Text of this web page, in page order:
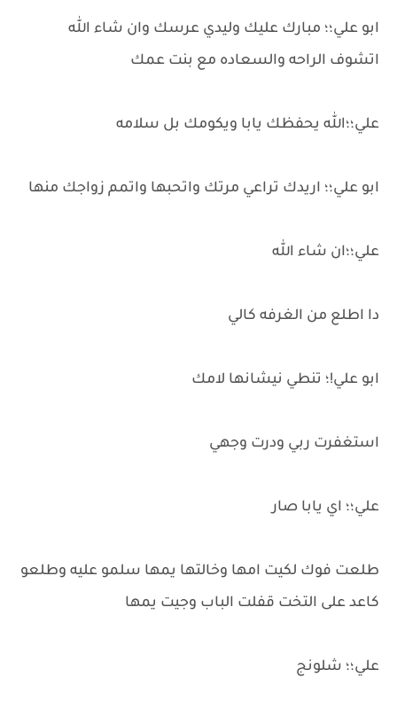
ابو علي؛؛ مبارك عليك وليدي عرسك وان شاء الله
اتشوف الراحه والسعاده مع بنت عمك
علي؛؛الله يحفظك يابا ويكومك بل سلامه
ابو علي؛؛ اريدك تراعي مرتك واتحبها واتمم زواجك منها
علي؛؛ان شاء الله
دا اطلع من الغرفه كالي
ابو علي!؛ تنطي نيشانها لامك
استغفرت ربي ودرت وجهي
علي؛؛ اي يابا صار
طلعت فوك لكيت امها وخالتها يمها سلمو عليه وطلعو
كاعد على التخت قفلت الباب وجيت يمها
علي؛؛ شلونج